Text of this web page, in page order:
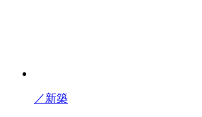
／新築